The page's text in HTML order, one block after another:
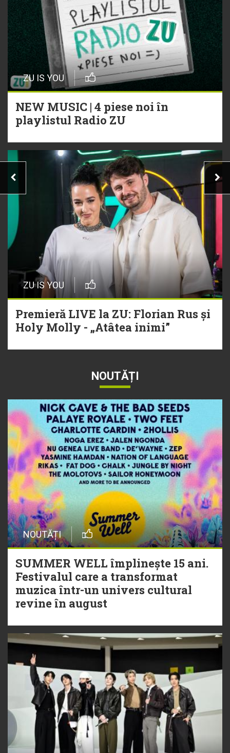
ZU IS YOU
NEW MUSIC | 4 piese noi în
playlistul Radio ZU
ZU IS YOU
Premieră LIVE la ZU: Florian Rus și
Holy Molly - „Atâtea inimi”
NOUTĂȚI
NOUTĂȚI
SUMMER WELL împlinește 15 ani.
Festivalul care a transformat
muzica într-un univers cultural
revine în august